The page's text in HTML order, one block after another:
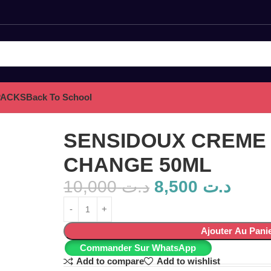
Back To School
SENSIDOUX
CHANGE 50ML
د.ت10,000 د.ت
Ajouter Au
Commander Sur WhatsApp
Add to compare
Add to wishlist